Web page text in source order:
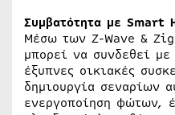
Συμβατότητα με Smart
Μέσω των Z-Wave &
μπορεί να συνδεθεί
έξυπνες οικιακές
δημιουργία σεναρίων
ενεργοποίηση φώτων,